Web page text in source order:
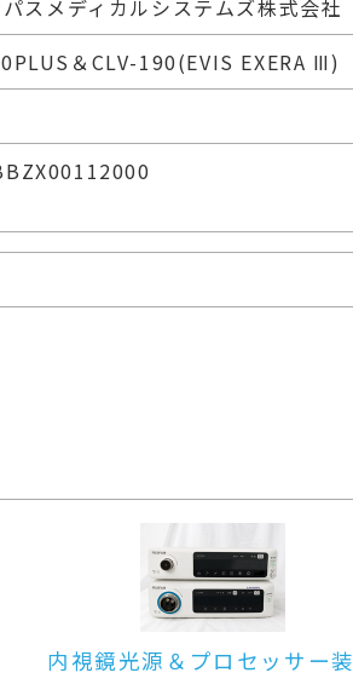
スメディカルシステムズ株式会社
＆CLV-190(EVIS EXERA Ⅲ)
上部消化管用経鼻スコープ